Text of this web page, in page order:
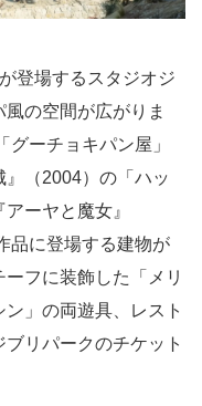
登場するスタジオジ
の空間が広がりま
ーチョキパン屋」
（2004）の「ハッ
ーヤと魔女』
品に登場する建物が
フに装飾した「メリ
」の両遊具、レスト
リパークのチケット